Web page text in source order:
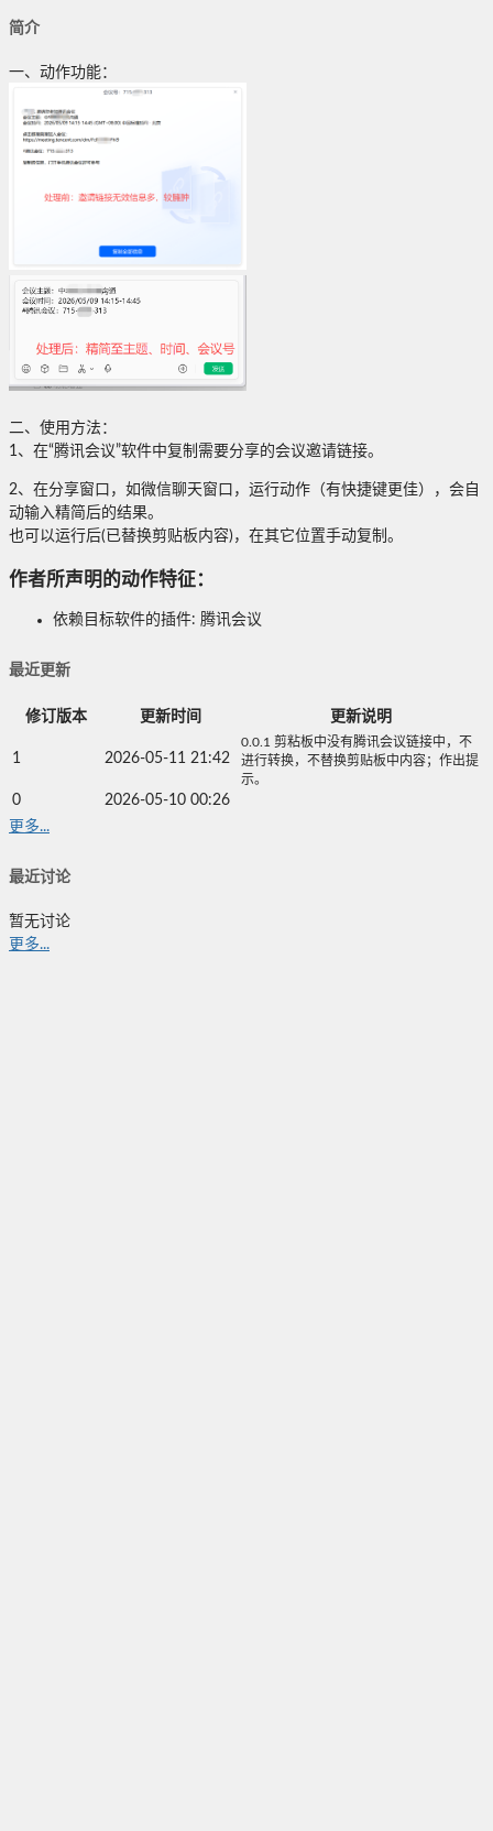
简介
一、动作功能：
二、使用方法：
1、在“腾讯会议”软件中复制需要分享的会议邀请链接。
2、在分享窗口，如微信聊天窗口，运行动作（有快捷键更佳），会自
动输入精简后的结果。
也可以运行后(已替换剪贴板内容)，在其它位置手动复制。
作者所声明的动作特征：
依赖目标软件的插件: 腾讯会议
最近更新
修订版本 更新时间 更新说明
1 2026-05-11 21:42
0.0.1 剪粘板中没有腾讯会议链接中，不
进行转换，不替换剪贴板中内容；作出提
示。
0
2026-05-10 00:26
更多...
最近讨论
暂无讨论
更多...